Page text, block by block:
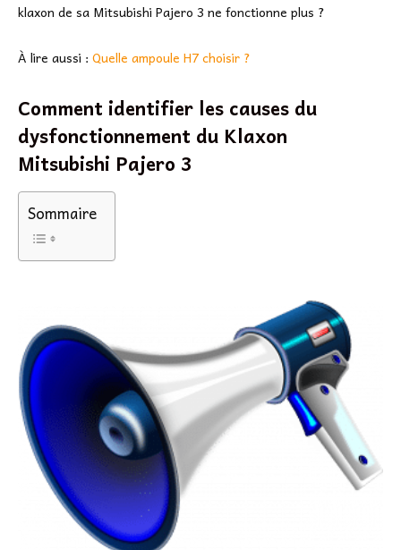
klaxon de sa Mitsubishi Pajero 3 ne fonctionne plus ?
À lire aussi : Quelle ampoule H7 choisir ?
Comment identifier les causes du
dysfonctionnement du Klaxon
Mitsubishi Pajero 3
Sommaire